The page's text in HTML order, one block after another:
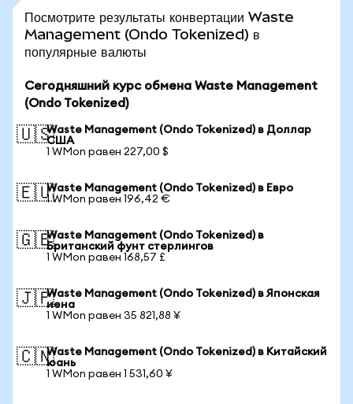
Посмотрите результаты конвертации Waste
Management (Ondo Tokenized) в
популярные валюты
Сегодняшний курс обмена Waste Management
(Ondo Tokenized)
🇺🇸Waste Management (Ondo Tokenized) в Доллар
США
1 WMon равен 227,00 $
🇪🇺Waste Management (Ondo Tokenized) в Евро
1 WMon равен 196,42 €
🇬🇧Waste Management (Ondo Tokenized) в
Британский фунт стерлингов
1 WMon равен 168,57 £
🇯🇵Waste Management (Ondo Tokenized) в Японская
иена
1 WMon равен 35 821,88 ¥
🇨🇳Waste Management (Ondo Tokenized) в Китайский
юань
1 WMon равен 1 531,60 ¥